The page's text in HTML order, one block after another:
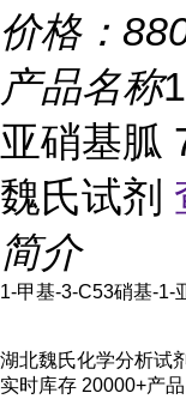
价格：
产品名称
亚硝基胍
魏氏试剂
简介
1-甲基-3-C53硝基-1-
湖北魏氏化学分析试
实时库存 20000+产